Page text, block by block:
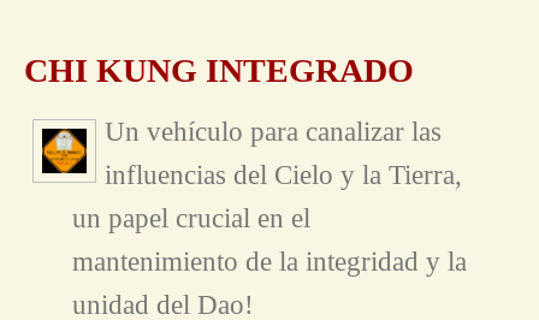
CHI KUNG INTEGRADO
Un vehículo para canalizar las
influencias del Cielo y la Tierra,
un papel crucial en el
mantenimiento de la integridad y la
unidad del Dao!